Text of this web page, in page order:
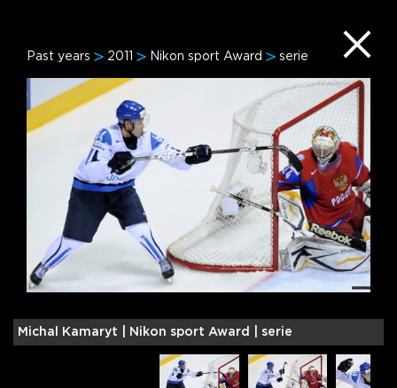
Past years 2011 Nikon sport Award serie
Michal Kamaryt | Nikon sport Award | serie